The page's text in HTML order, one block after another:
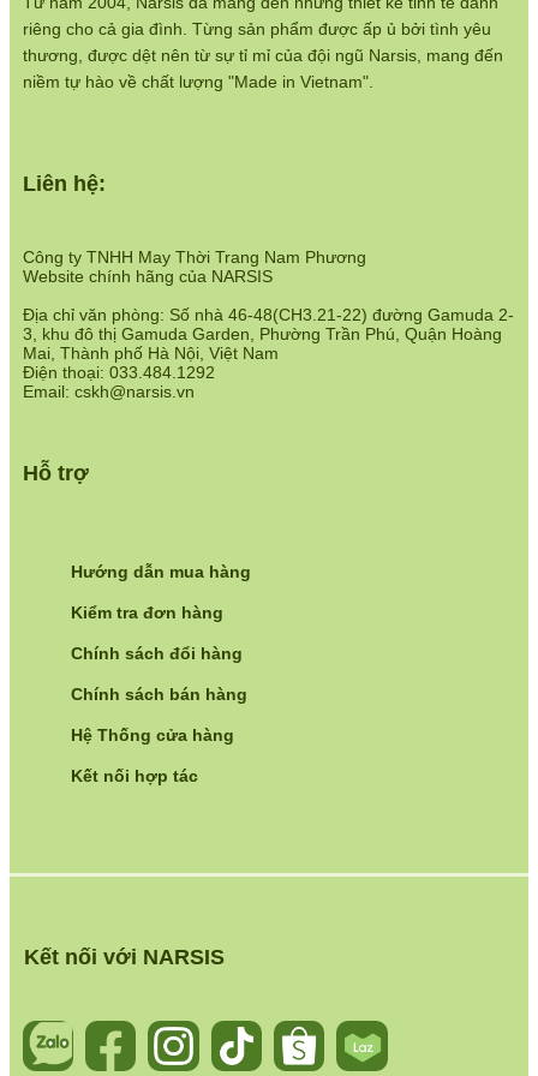
Chính sách bán hàng:
https://www.narsis.vn/chinh-sach-ban-hang
Công ty TNHH May Thời Trang Nam Phương
Website chính hãng của NARSIS
Địa chỉ văn phòng: Số nhà 46-48(CH3.21-22) đường Gamuda 2-
3, khu đô thị Gamuda Garden, Phường Trần Phú, Quận Hoàng
Mai, Thành phố Hà Nội, Việt Nam
Điện thoại: 033.484.1292
Email: cskh@narsis.vn
Hỗ trợ
Kết nối với NARSIS
Liên hệ:
Hướng dẫn mua hàng
Kiểm tra đơn hàng
Chính sách đổi hàng
Chính sách bán hàng
Hệ Thống cửa hàng
Kết nối hợp tác
riêng cho cả gia đình. Từng sản phẩm được ấp ủ bởi tình yêu
thương, được dệt nên từ sự tỉ mỉ của đội ngũ Narsis, mang đến
niềm tự hào về chất lượng "Made in Vietnam".